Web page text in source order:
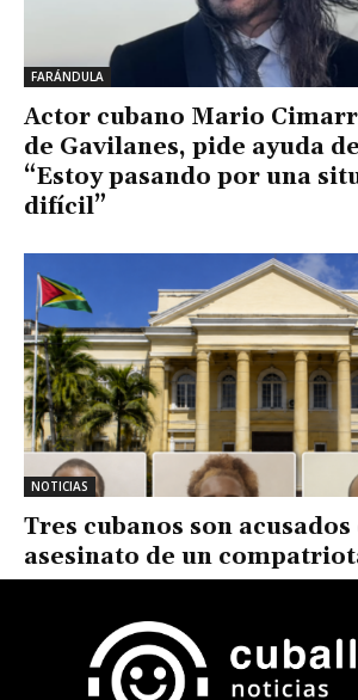
FARÁNDULA
Actor cubano Mario
de Gavilanes, pide ayuda
“Estoy pasando por una
difícil”
NOTICIAS
Tres cubanos son
asesinato de un